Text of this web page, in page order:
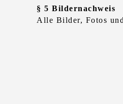
§ 5 Bildernachweis
Alle Bilder, Fotos